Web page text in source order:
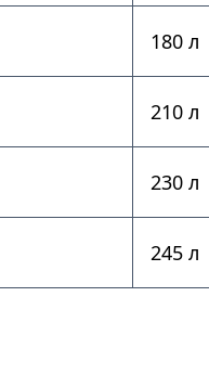
180 л
210 л
230 л
245 л